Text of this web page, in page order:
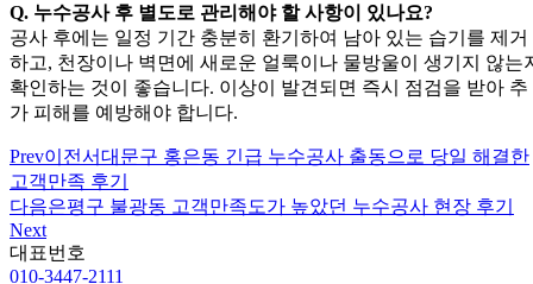
Q. 누수공사 후 별도로 관리해야 할 사항이 있나요?
공사 후에는 일정 기간 충분히 환기하여 남아 있는 습기를 제거
하고, 천장이나 벽면에 새로운 얼룩이나 물방울이 생기지 않는
확인하는 것이 좋습니다. 이상이 발견되면 즉시 점검을 받아 추
가 피해를 예방해야 합니다.
Prev이전서대문구 홍은동 긴급 누수공사 출동으로 당일 해결한
고객만족 후기
다음은평구 불광동 고객만족도가 높았던 누수공사 현장 후기
Next
대표번호
010-3447-2111